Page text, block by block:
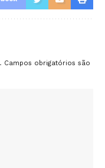
Campos obrigatórios são